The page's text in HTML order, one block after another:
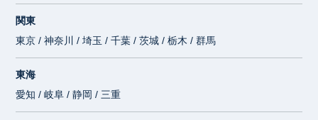
関東
東京 / 神奈川 / 埼玉 / 千葉 / 茨城 / 栃木 / 群馬
東海
愛知 / 岐阜 / 静岡 / 三重